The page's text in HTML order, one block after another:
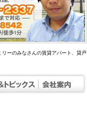
ーのみなさんの賃貸アパート、貸戸